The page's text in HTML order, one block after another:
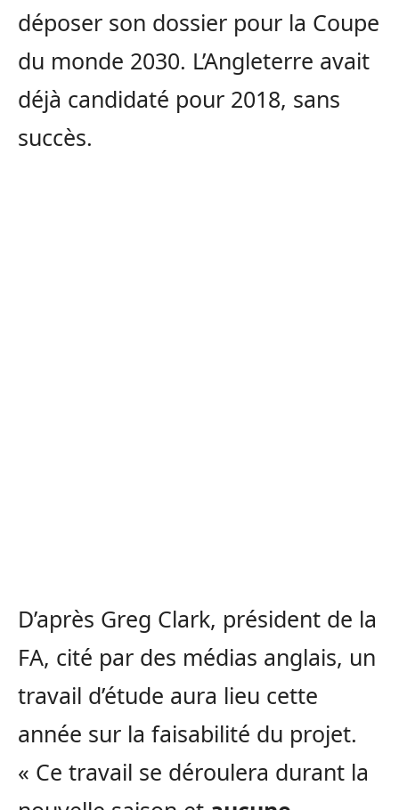
déposer son dossier pour la Coupe
du monde 2030. L’Angleterre avait
déjà candidaté pour 2018, sans
succès.
D’après Greg Clark, président de la
FA, cité par des médias anglais, un
travail d’étude aura lieu cette
année sur la faisabilité du projet.
« Ce travail se déroulera durant la